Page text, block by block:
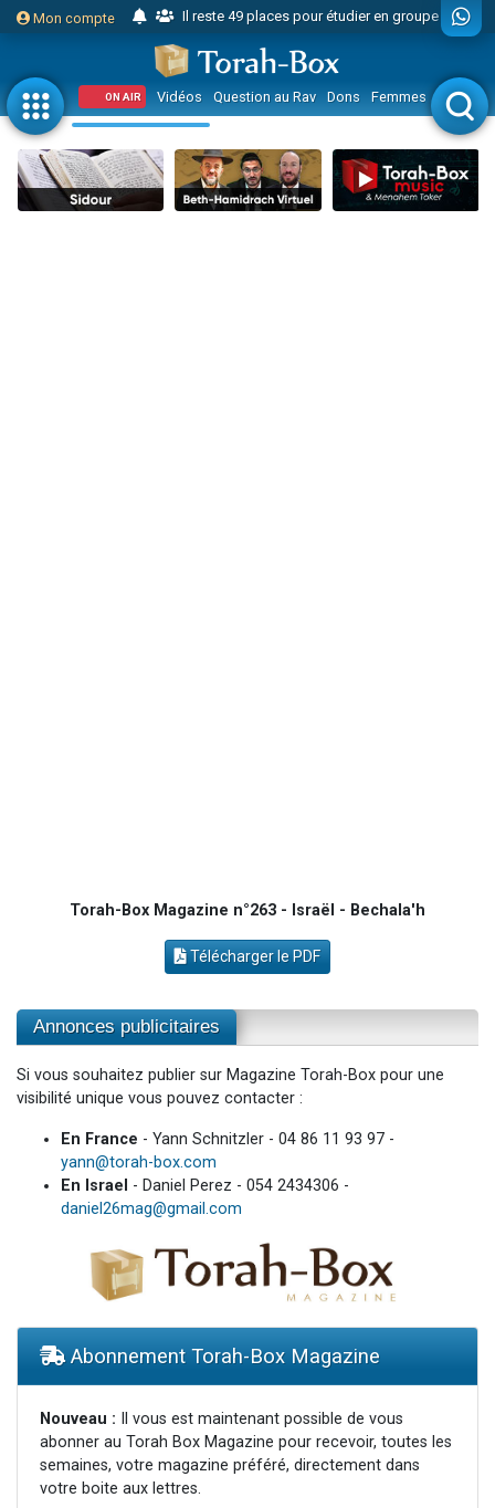
Mon compte
Il reste 49 places pour étudier en groupe sur Zoom
23 personnes viennent de faire un don pour Diane, 80 ans, dans un appartement insalubre
Eva vient de donner son Maasser
4 personnes viennent de nous rejoindre sur WhatsApp
3 personnes viennent de nous rejoindre sur WhatsApp
Odaya vient de donner son Maasser
3 personnes viennent de faire un don pour 5 jours de vacances aux Orphelins
ON AIR Vidéos Question au Rav Dons Femmes Enfants
Torah-Box Magazine n°263 - Israël - Bechala'h
Télécharger le PDF
Annonces publicitaires
Si vous souhaitez publier sur Magazine Torah-Box pour une
visibilité unique vous pouvez contacter :
En France - Yann Schnitzler - 04 86 11 93 97 -
yann@torah-box.com
En Israel - Daniel Perez - 054 2434306 -
daniel26mag@gmail.com
Abonnement Torah-Box Magazine
Nouveau : Il vous est maintenant possible de vous
abonner au Torah Box Magazine pour recevoir, toutes les
semaines, votre magazine préféré, directement dans
votre boite aux lettres.